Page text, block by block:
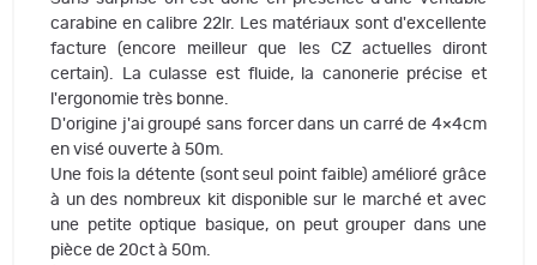
carabine en calibre 22lr. Les matériaux sont d'excellente
facture (encore meilleur que les CZ actuelles diront
certain). La culasse est fluide, la canonerie précise et
l'ergonomie très bonne.
D'origine j'ai groupé sans forcer dans un carré de 4×4cm
en visé ouverte à 50m.
Une fois la détente (sont seul point faible) amélioré grâce
à un des nombreux kit disponible sur le marché et avec
une petite optique basique, on peut grouper dans une
pièce de 20ct à 50m.